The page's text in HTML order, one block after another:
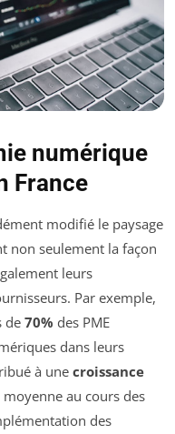
numérique
France
modifié le paysage
non seulement la façon
leurs
Par exemple,
de 70% des PME
dans leurs
à une croissance
au cours des
des